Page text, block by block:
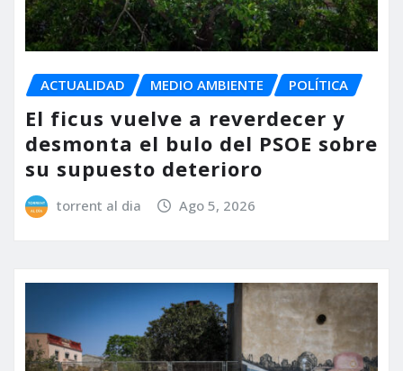
ACTUALIDAD MEDIO AMBIENTE POLÍTICA
El ficus vuelve a reverdecer y
desmonta el bulo del PSOE sobre
su supuesto deterioro
torrent al dia Ago 5, 2026